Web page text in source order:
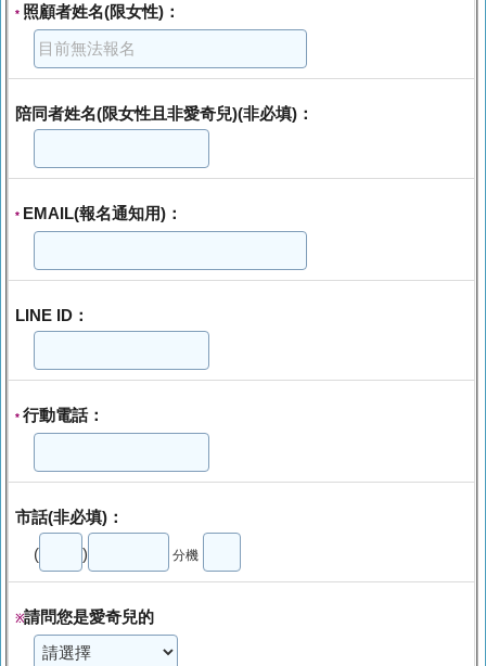
* 照顧者姓名(限女性)：
陪同者姓名(限女性且非愛奇兒)(非必填)：
* EMAIL(報名通知用)：
LINE ID：
* 行動電話：
市話(非必填)：
( ) 分機
※請問您是愛奇兒的